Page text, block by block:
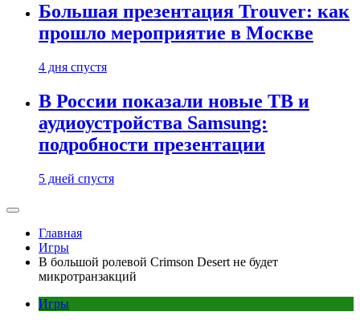
Большая презентация Trouver: как
прошло мероприятие в Москве
4 дня спустя
В России показали новые ТВ и
аудиоустройства Samsung:
подробности презентации
5 дней спустя
Главная
Игры
В большой ролевой Crimson Desert не будет
микротранзакций
Игры